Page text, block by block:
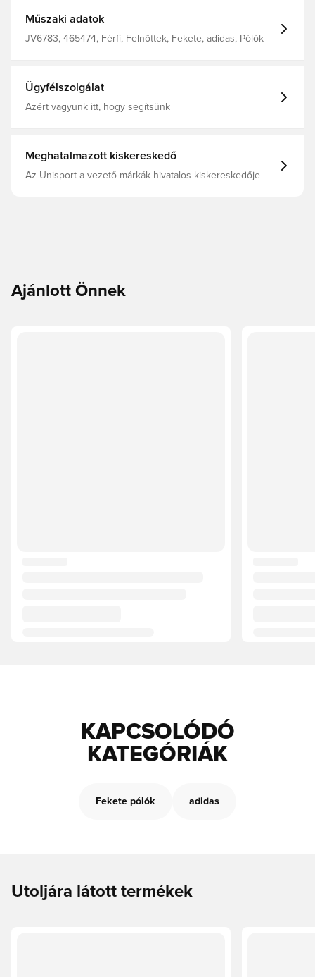
Műszaki adatok
JV6783, 465474, Férfi, Felnőttek, Fekete, adidas, Pólók
Ügyfélszolgálat
Azért vagyunk itt, hogy segítsünk
Meghatalmazott kiskereskedő
Az Unisport a vezető márkák hivatalos kiskereskedője
Ajánlott Önnek
KAPCSOLÓDÓ
KATEGÓRIÁK
Fekete pólók adidas
Utoljára látott termékek